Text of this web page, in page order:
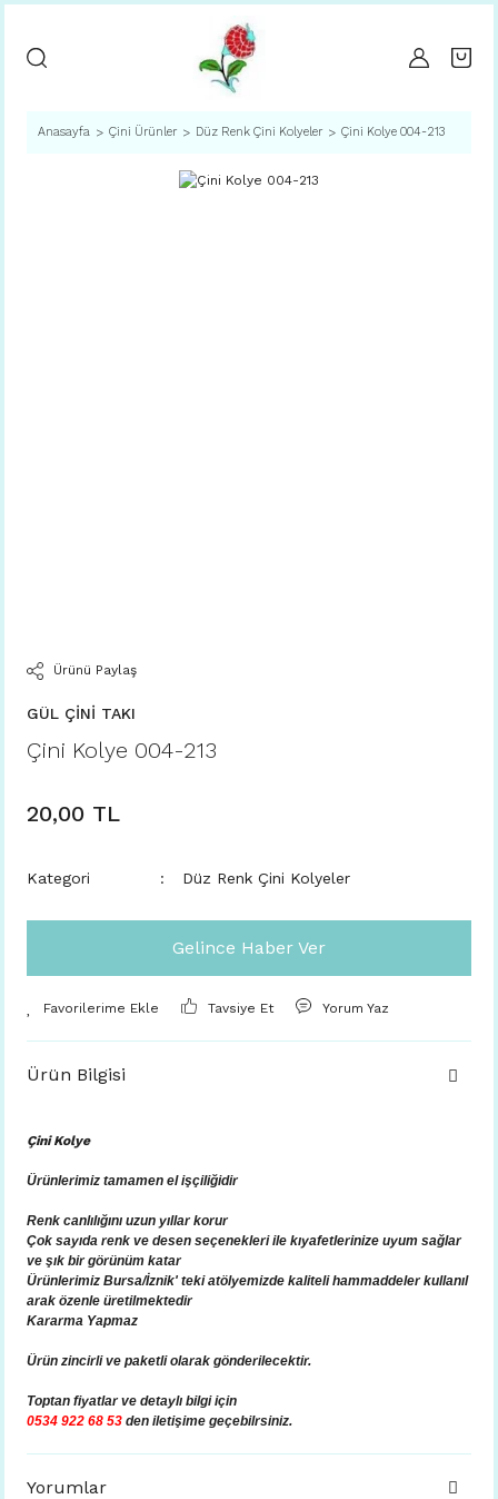
Anasayfa Çini Ürünler Düz Renk Çini Kolyeler Çini Kolye 004-213
Ürünü Paylaş
GÜL ÇİNİ TAKI
Çini Kolye 004-213
20,00 TL
Kategori Düz Renk Çini Kolyeler
Gelince Haber Ver
Tavsiye Et Yorum Yaz
Ürün Bilgisi
Çini Kolye
Ürünlerimiz tamamen el işçiliğidir
Renk canlılığını uzun yıllar korur
Çok sayıda renk ve desen seçenekleri ile kıyafetlerinize uyum sağlar
ve şık bir görünüm katar
Ürünlerimiz Bursa/İznik' teki atölyemizde kaliteli hammaddeler kullanıl
arak özenle üretilmektedir
Kararma Yapmaz
Ürün zincirli ve paketli olarak gönderilecektir.
Toptan fiyatlar ve detaylı bilgi için
0534 922 68 53 den iletişime geçebilrsiniz.
Yorumlar